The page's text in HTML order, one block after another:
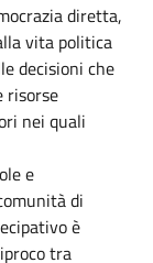
diretta,
vita politica
decisioni che
risorse
nei quali
e
di
è
tra